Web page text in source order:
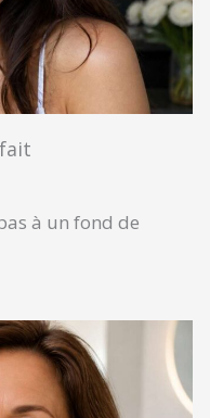
à un fond de